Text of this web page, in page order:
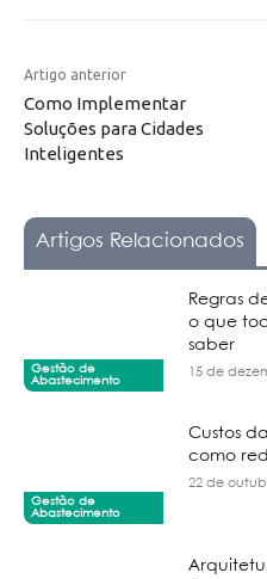
Artigo anterior
Como Implementar
Soluções para Cidades
Inteligentes
Artigos Relacionados
Gestão de
Abastecimento
Regras
o que
saber
15 de
Gestão de
Abastecimento
Custos
como
22 de